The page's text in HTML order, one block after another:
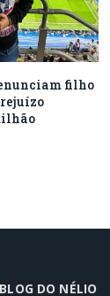
filho
BLOG DO NÉLIO